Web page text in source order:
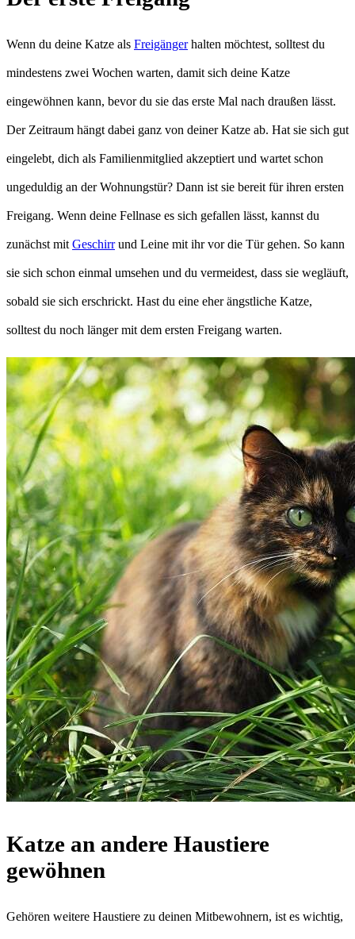
Wenn du deine Katze als Freigängerhalten möchtest, solltest du
mindestens zwei Wochen warten, damit sich deine Katze
eingewöhnen kann, bevor du sie das erste Mal nach draußen lässt.
Der Zeitraum hängt dabei ganz von deiner Katze ab. Hat sie sich gut
eingelebt, dich als Familienmitglied akzeptiert und wartet schon
ungeduldig an der Wohnungstür? Dann ist sie bereit für ihren ersten
Freigang. Wenn deine Fellnase es sich gefallen lässt, kannst du
zunächst mit Geschirrund Leine mit ihr vor die Tür gehen. So kann
sie sich schon einmal umsehen und du vermeidest, dass sie wegläuft,
sobald sie sich erschrickt. Hast du eine eher ängstliche Katze,
solltest du noch länger mit dem ersten Freigang warten.
Katze an andere Haustiere
gewöhnen
Gehören weitere Haustiere zu deinen Mitbewohnern, ist es wichtig,